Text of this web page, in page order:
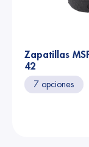
Zapatillas
42
7 opciones